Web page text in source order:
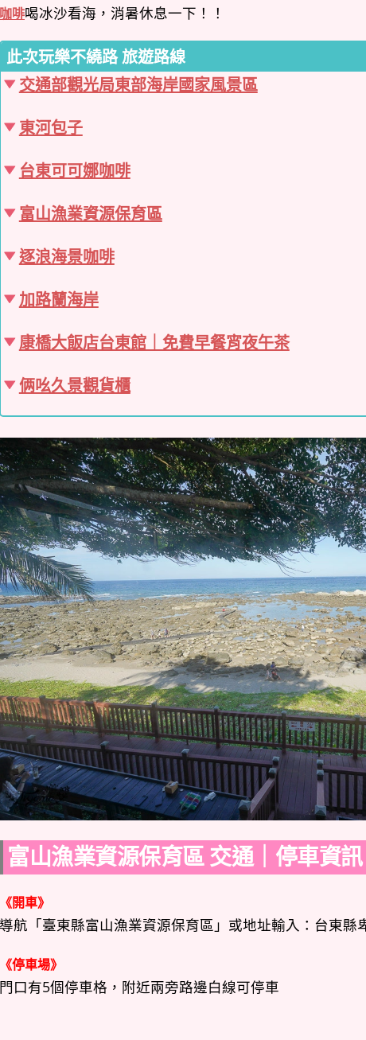
咖啡喝冰沙看海，消暑休息一下！！
此次玩樂不繞路 旅遊路線
交通部觀光局東部海岸國家風景區
東河包子
台東可可娜咖啡
富山漁業資源保育區
逐浪海景咖啡
加路蘭海岸
康橋大飯店台東館｜免費早餐宵夜午茶
俩吆久景觀貨櫃
富山漁業資源保育區 交通｜停車資訊
《開車》
導航「臺東縣富山漁業資源保育區」或地址輸入：台東縣
《停車場》
門口有5個停車格，附近兩旁路邊白線可停車